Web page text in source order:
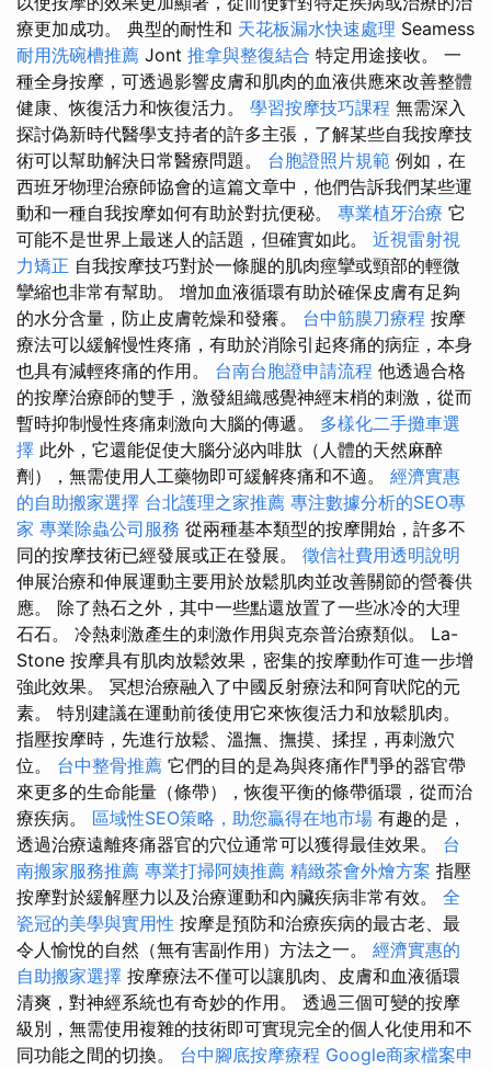
療更加成功。 典型的耐性和 天花板漏水快速處理 Seamess
耐用洗碗槽推薦 Jont 推拿與整復結合 特定用途接收。 一
種全身按摩，可透過影響皮膚和肌肉的血液供應來改善整體
健康、恢復活力和恢復活力。 學習按摩技巧課程 無需深入
探討偽新時代醫學支持者的許多主張，了解某些自我按摩技
術可以幫助解決日常醫療問題。 台胞證照片規範 例如，在
西班牙物理治療師協會的這篇文章中，他們告訴我們某些運
動和一種自我按摩如何有助於對抗便秘。 專業植牙治療 它
可能不是世界上最迷人的話題，但確實如此。 近視雷射視
力矯正 自我按摩技巧對於一條腿的肌肉痙攣或頸部的輕微
攣縮也非常有幫助。 增加血液循環有助於確保皮膚有足夠
的水分含量，防止皮膚乾燥和發癢。 台中筋膜刀療程 按摩
療法可以緩解慢性疼痛，有助於消除引起疼痛的病症，本身
也具有減輕疼痛的作用。 台南台胞證申請流程 他透過合格
的按摩治療師的雙手，激發組織感覺神經末梢的刺激，從而
暫時抑制慢性疼痛刺激向大腦的傳遞。 多樣化二手攤車選
擇 此外，它還能促使大腦分泌內啡肽（人體的天然麻醉
劑），無需使用人工藥物即可緩解疼痛和不適。 經濟實惠
的自助搬家選擇 台北護理之家推薦 專注數據分析的SEO專
家 專業除蟲公司服務 從兩種基本類型的按摩開始，許多不
同的按摩技術已經發展或正在發展。 徵信社費用透明說明
伸展治療和伸展運動主要用於放鬆肌肉並改善關節的營養供
應。 除了熱石之外，其中一些點還放置了一些冰冷的大理
石石。 冷熱刺激產生的刺激作用與克奈普治療類似。 La-
Stone 按摩具有肌肉放鬆效果，密集的按摩動作可進一步增
強此效果。 冥想治療融入了中國反射療法和阿育吠陀的元
素。 特別建議在運動前後使用它來恢復活力和放鬆肌肉。
指壓按摩時，先進行放鬆、溫撫、撫摸、揉捏，再刺激穴
位。 台中整骨推薦 它們的目的是為與疼痛作鬥爭的器官帶
來更多的生命能量（條帶），恢復平衡的條帶循環，從而治
療疾病。 區域性SEO策略，助您贏得在地市場 有趣的是，
透過治療遠離疼痛器官的穴位通常可以獲得最佳效果。 台
南搬家服務推薦 專業打掃阿姨推薦 精緻茶會外燴方案 指壓
按摩對於緩解壓力以及治療運動和內臟疾病非常有效。 全
瓷冠的美學與實用性 按摩是預防和治療疾病的最古老、最
令人愉悅的自然（無有害副作用）方法之一。 經濟實惠的
自助搬家選擇 按摩療法不僅可以讓肌肉、皮膚和血液循環
清爽，對神經系統也有奇妙的作用。 透過三個可變的按摩
級別，無需使用複雜的技術即可實現完全的個人化使用和不
同功能之間的切換。 台中腳底按摩療程 Google商家檔案申